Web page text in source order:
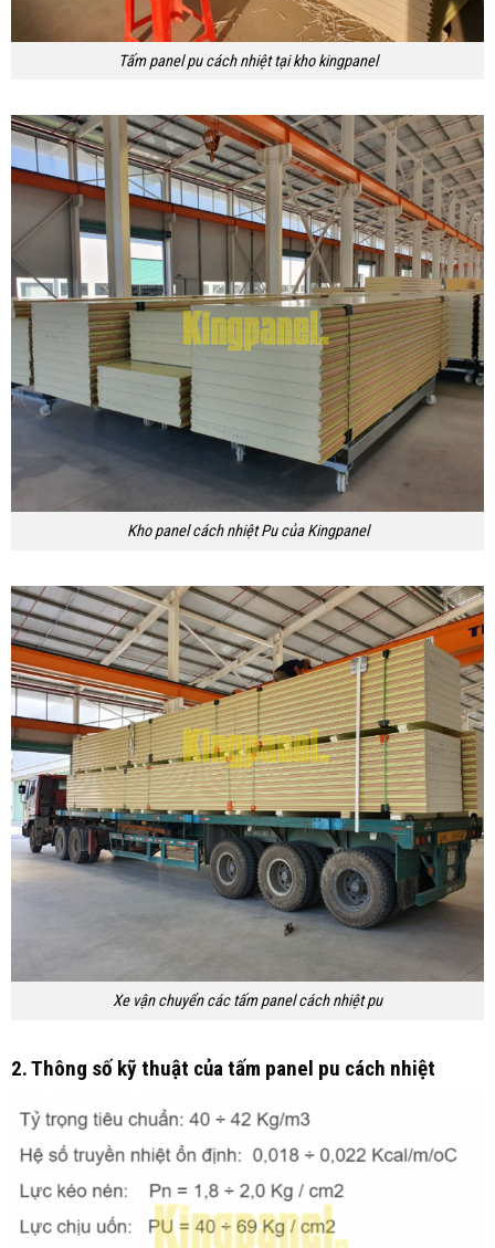
Tấm panel pu cách nhiệt tại kho kingpanel
Kho panel cách nhiệt Pu của Kingpanel
Xe vận chuyển các tấm panel cách nhiệt pu
2. Thông số kỹ thuật của tấm panel pu cách nhiệt